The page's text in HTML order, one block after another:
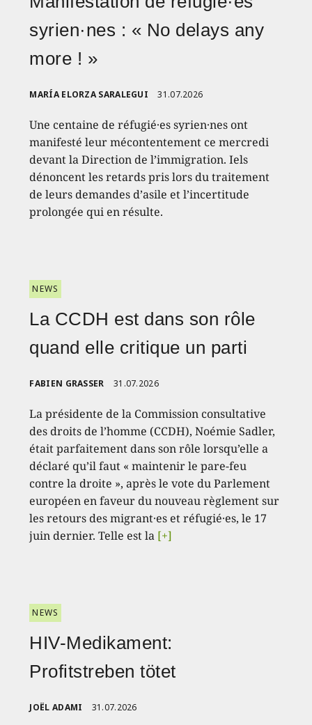
syrien·nes : « No delays any
more ! »
MARÍA ELORZA SARALEGUI 31.07.2026
Une centaine de réfugié·es syrien·nes ont
manifesté leur mécontentement ce mercredi
devant la Direction de l’immigration. Iels
dénoncent les retards pris lors du traitement
de leurs demandes d’asile et l’incertitude
prolongée qui en résulte.
NEWS
La CCDH est dans son rôle
quand elle critique un parti
FABIEN GRASSER 31.07.2026
La présidente de la Commission consultative
des droits de l’homme (CCDH), Noémie Sadler,
était parfaitement dans son rôle lorsqu’elle a
déclaré qu’il faut « maintenir le pare-feu
contre la droite », après le vote du Parlement
européen en faveur du nouveau règlement sur
les retours des migrant·es et réfugié·es, le 17
juin dernier. Telle est la [+]
NEWS
HIV-Medikament:
Profitstreben tötet
JOËL ADAMI 31.07.2026